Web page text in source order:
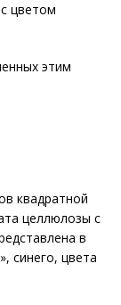
цветом
этим
квадратной
целлюлозы с
в
синего, цвета